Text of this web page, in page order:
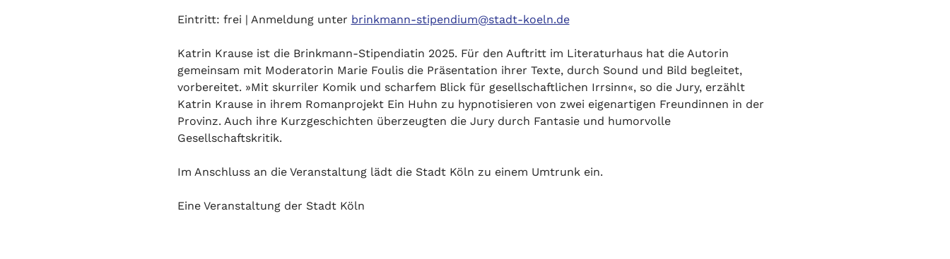
Eintritt: frei | Anmeldung unter brinkmann-stipendium@stadt-koeln.de
Katrin Krause ist die Brinkmann-Stipendiatin 2025. Für den Auftritt im Literaturhaus hat die Autorin
gemeinsam mit Moderatorin Marie Foulis die Präsentation ihrer Texte, durch Sound und Bild begleitet,
vorbereitet. »Mit skurriler Komik und scharfem Blick für gesellschaftlichen Irrsinn«, so die Jury, erzählt
Katrin Krause in ihrem Romanprojekt Ein Huhn zu hypnotisieren von zwei eigenartigen Freundinnen in der
Provinz. Auch ihre Kurzgeschichten überzeugten die Jury durch Fantasie und humorvolle
Gesellschaftskritik.
Im Anschluss an die Veranstaltung lädt die Stadt Köln zu einem Umtrunk ein.
Eine Veranstaltung der Stadt Köln